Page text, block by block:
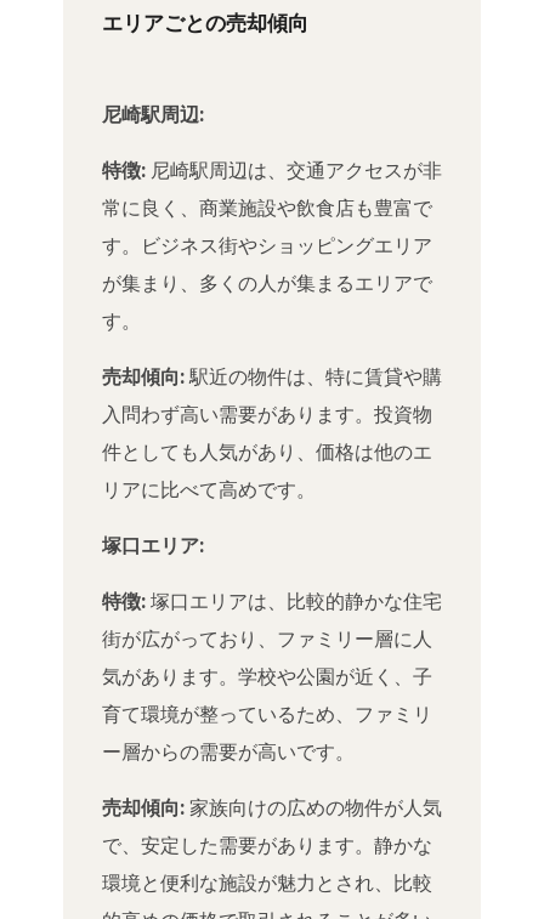
エリアごとの売却傾向
尼崎駅周辺:
特徴:尼崎駅周辺は、交通アクセスが非
常に良く、商業施設や飲食店も豊富で
す。ビジネス街やショッピングエリア
が集まり、多くの人が集まるエリアで
す。
売却傾向:駅近の物件は、特に賃貸や購
入問わず高い需要があります。投資物
件としても人気があり、価格は他のエ
リアに比べて高めです。
塚口エリア:
特徴:塚口エリアは、比較的静かな住宅
街が広がっており、ファミリー層に人
気があります。学校や公園が近く、子
育て環境が整っているため、ファミリ
ー層からの需要が高いです。
売却傾向: 家族向けの広めの物件が人気
で、安定した需要があります。静かな
環境と便利な施設が魅力とされ、比較